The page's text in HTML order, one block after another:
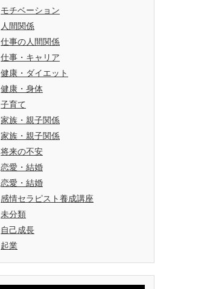
モチベーション
人間関係
仕事の人間関係
仕事・キャリア
健康・ダイエット
健康・身体
子育て
家族・親子関係
家族・親子関係
将来の不安
恋愛・結婚
恋愛・結婚
感情セラピスト養成講座
未分類
自己成長
起業